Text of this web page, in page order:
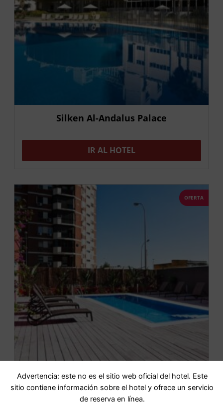
Silken Al-Andalus Palace
IR AL HOTEL
OFERTA
Catalonia Hispalis
Advertencia: este no es el sitio web oficial del hotel. Este
sitio contiene información sobre el hotel y ofrece un servicio
de reserva en línea.